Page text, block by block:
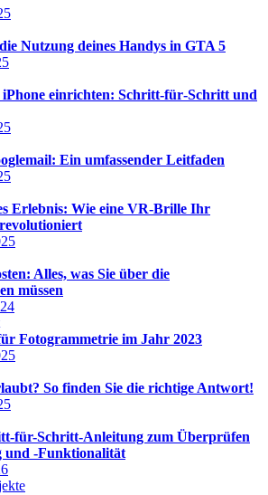
Nutzung deines Handys in GTA 5
einrichten: Schritt‑für‑Schritt und
Ein umfassender Leitfaden
Erlebnis: Wie eine VR-Brille Ihr
Alles, was Sie über die
müssen
Fotogrammetrie im Jahr 2023
So finden Sie die richtige Antwort!
für-Schritt-Anleitung zum Überprüfen
und -Funktionalität